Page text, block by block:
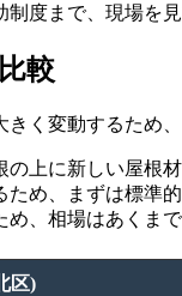
度まで、現場を
較
く変動するため
上に新しい屋
め、まずは標準
、相場はあくま
区)